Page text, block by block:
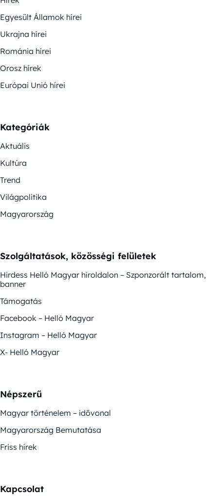
Egyesült Államok hírei
Ukrajna hírei
Románia hírei
Orosz hírek
Európai Unió hírei
Kategóriák
Aktuális
Kultúra
Trend
Világpolitika
Magyarország
Szolgáltatások, közösségi felületek
Hirdess Helló Magyar híroldalon – Szponzorált tartalom,
banner
Támogatás
Facebook – Helló Magyar
Instagram – Helló Magyar
X- Helló Magyar
Népszerű
Magyar történelem – idővonal
Magyarország Bemutatása
Friss hírek
Kapcsolat